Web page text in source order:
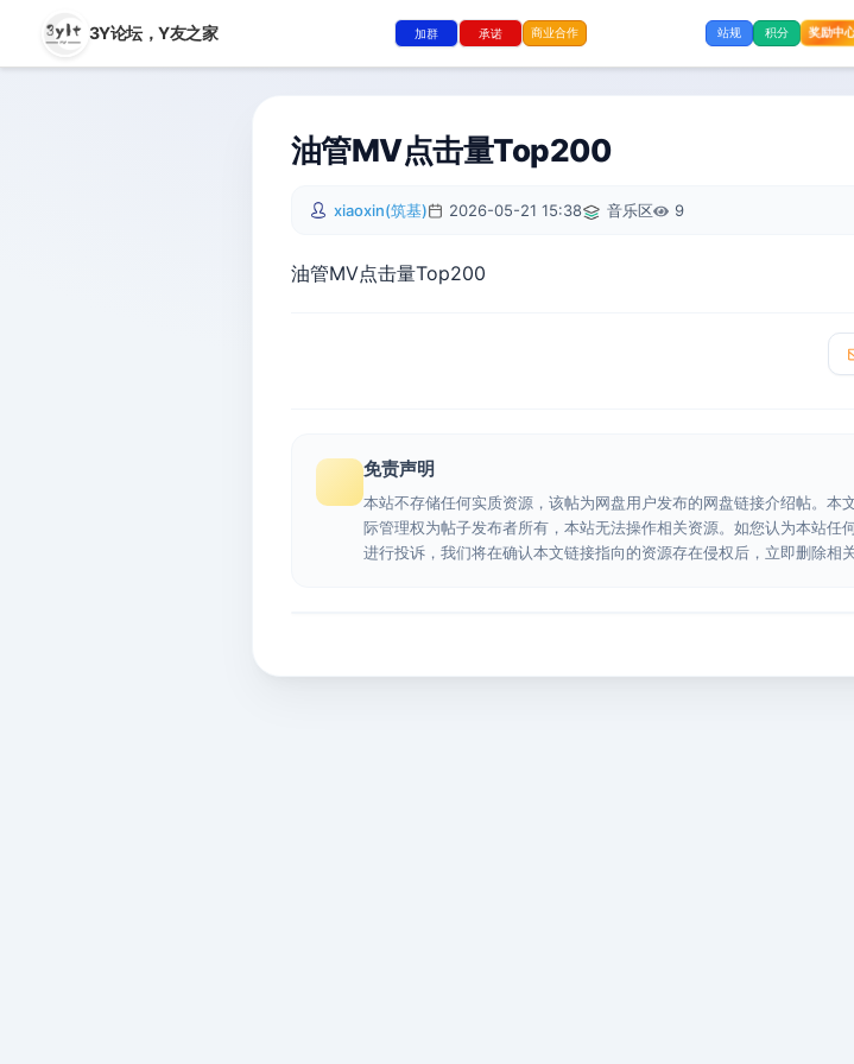
3Y论坛，Y友之家 加群 承诺 商业合作 站规 积分 奖励中
油管MV点击量Top200
xiaoxin(筑基) 2026-05-21 15:38 音乐区 9
油管MV点击量Top200
免责声明
本站不存储任何实质资源，该帖为网盘用户发布的网盘链接介绍帖。
际管理权为帖子发布者所有，本站无法操作相关资源。如您认为本站任
进行投诉，我们将在确认本文链接指向的资源存在侵权后，立即删除相